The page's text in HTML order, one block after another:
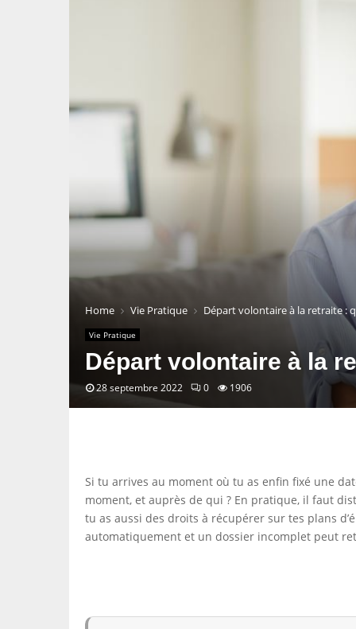
Home Vie Pratique Départ volontaire à la retraite :
Vie Pratique
Départ volontaire à la
28 septembre 2022 0 1906
Si tu arrives au moment où tu as enfin fixé une
moment, et auprès de qui ? En pratique, il faut
tu as aussi des droits à récupérer sur tes plans
automatiquement et un dossier incomplet peut